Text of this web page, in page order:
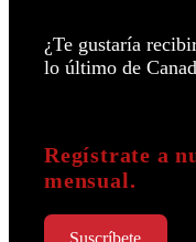
¿Te gustaría
lo último de
Regístrate a
mensual.
Suscríbete